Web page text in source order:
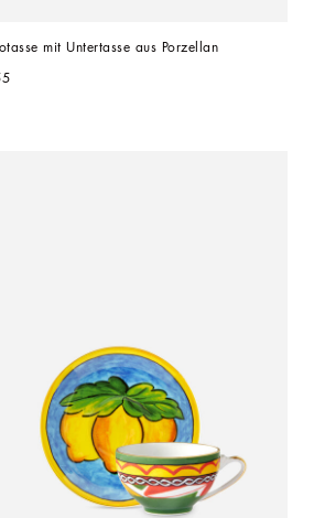
mit Untertasse aus Porzellan